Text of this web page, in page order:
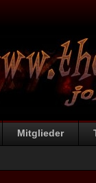
Mitglieder